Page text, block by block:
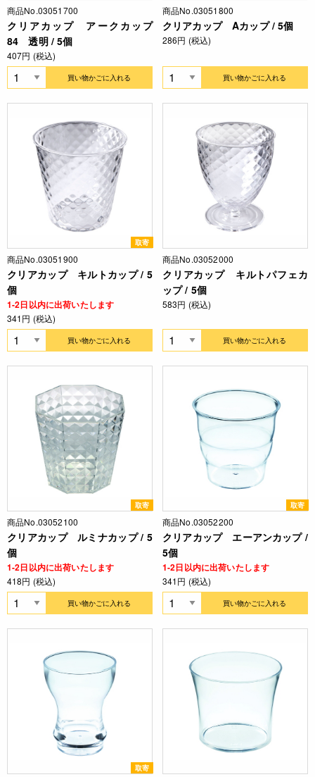
商品No.03051700
クリアカップ アークカップ
84 透明 / 5個
407円 (税込)
買い物かごに入れる
商品No.03051800
クリアカップ Aカップ / 5個
286円 (税込)
買い物かごに入れる
取寄
商品No.03051900
クリアカップ キルトカップ / 5
個
1-2日以内に出荷いたします
341円 (税込)
買い物かごに入れる
商品No.03052000
クリアカップ キルトパフェカ
ップ / 5個
583円 (税込)
買い物かごに入れる
取寄
商品No.03052100
クリアカップ ルミナカップ / 5
個
1-2日以内に出荷いたします
418円 (税込)
買い物かごに入れる
取寄
商品No.03052200
クリアカップ エーアンカップ /
5個
1-2日以内に出荷いたします
341円 (税込)
買い物かごに入れる
取寄